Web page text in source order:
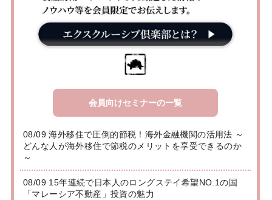
会員向けセミナーの一覧
08/09 海外移住で圧倒的節税！海外金融機関の活用法 ～
どんな人が海外移住で節税のメリットを享受できるのか
～
08/09 15年連続で日本人のロングステイ希望NO.1の国
「マレーシア不動産」投資の魅力